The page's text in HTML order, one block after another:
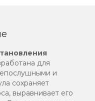
для
и
сохраняет
выравнивает его